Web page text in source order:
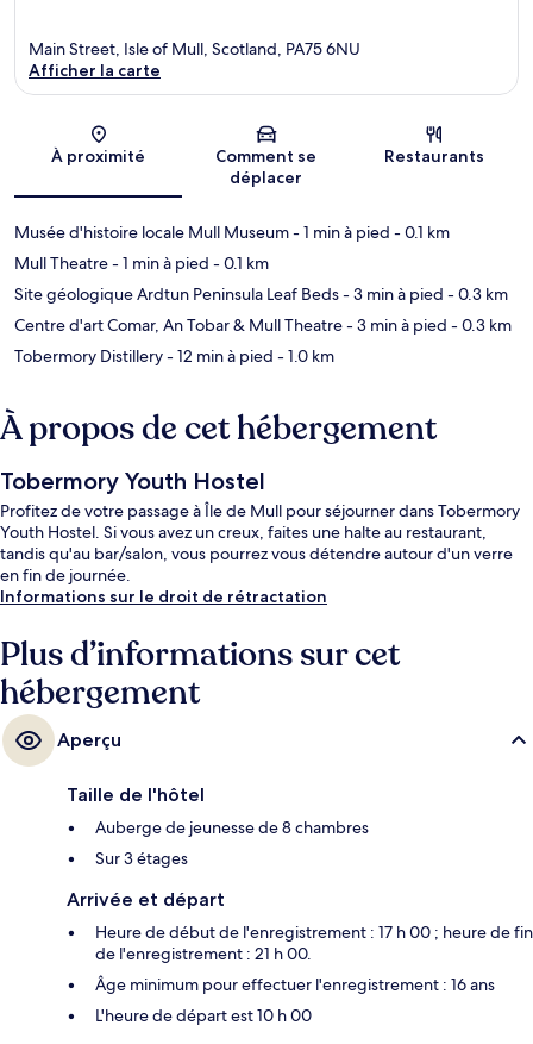
Carte
Main Street, Isle of Mull, Scotland, PA75 6NU
Afficher la carte
À proximité
Comment se
déplacer
Restaurants
Musée d'histoire locale Mull Museum- 1 min à pied - 0.1 km
Mull Theatre- 1 min à pied - 0.1 km
Site géologique Ardtun Peninsula Leaf Beds- 3 min à pied - 0.3 km
Centre d'art Comar, An Tobar & Mull Theatre- 3 min à pied - 0.3 km
Tobermory Distillery- 12 min à pied - 1.0 km
À propos de cet hébergement
Tobermory Youth Hostel
Profitez de votre passage à Île de Mull pour séjourner dans Tobermory
Youth Hostel. Si vous avez un creux, faites une halte au restaurant,
tandis qu'au bar/salon, vous pourrez vous détendre autour d'un verre
en fin de journée.
Informations sur le droit de rétractation
Plus d’informations sur cet
hébergement
Aperçu
Taille de l'hôtel
Auberge de jeunesse de 8 chambres
Sur 3 étages
Arrivée et départ
Heure de début de l'enregistrement : 17 h 00 ; heure de fin
de l'enregistrement : 21 h 00.
Âge minimum pour effectuer l'enregistrement : 16 ans
L'heure de départ est 10 h 00